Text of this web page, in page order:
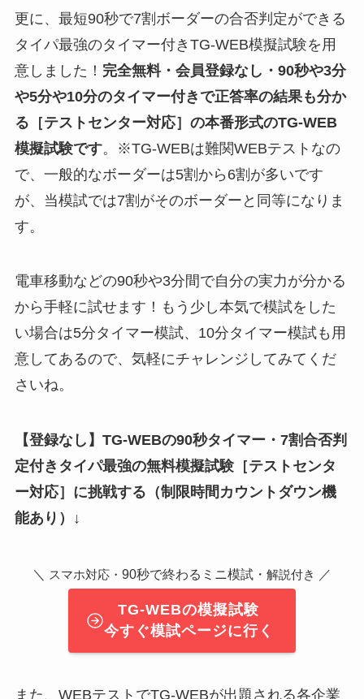
更に、最短90秒で7割ボーダーの合否判定ができる
タイパ最強のタイマー付きTG-WEB模擬試験を用
意しました！ 完全無料・会員登録なし・90秒や3分
や5分や10分のタイマー付きで正答率の結果も分か
る ［テストセンター対応］ の本番形式のTG-WEB
模擬試験です。※TG-WEBは難関WEBテストなの
で、一般的なボーダーは5割から6割が多いです
が、当模試では7割がそのボーダーと同等になりま
す。
電車移動などの90秒や3分間で自分の実力が分かる
から手軽に試せます！もう少し本気で模試をした
い場合は5分タイマー模試、10分タイマー模試も用
意してあるので、気軽にチャレンジしてみてくだ
さいね。
【登録なし】TG-WEBの90秒タイマー・7割合否判
定付きタイパ最強の無料模擬試験［テストセンタ
ー対応］ に挑戦する（制限時間カウントダウン機
能あり）↓
＼ スマホ対応・ 90秒で終わるミニ模試・ 解説付き ／
TG-WEBの模擬試験
今すぐ模試ページに行く
また、WEBテストでTG-WEBが出題される各企業